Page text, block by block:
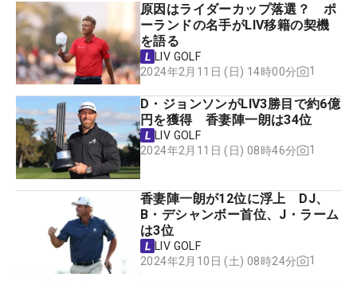
原因はライダーカップ落選？ ポ
ーランドの名手がLIV移籍の契機
を語る
LIV GOLF
2024年2月11日 (日) 14時00分
1
D・ジョンソンがLIV3勝目で約6億
円を獲得 香妻陣一朗は34位
LIV GOLF
2024年2月11日 (日) 08時46分
1
香妻陣一朗が12位に浮上 DJ、
B・デシャンボー首位、J・ラーム
は3位
LIV GOLF
2024年2月10日 (土) 08時24分
1